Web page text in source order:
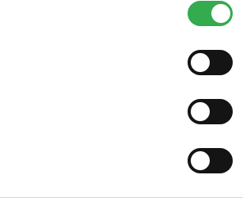
všetky tieto cookies. Ďakujeme!